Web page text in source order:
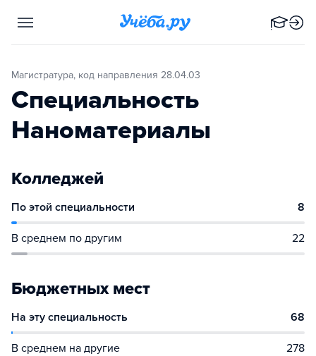
Магистратура, код направления 28.04.03
Специальность
Наноматериалы
Колледжей
По этой специальности 8
В среднем по другим 22
Бюджетных мест
На эту специальность 68
В среднем на другие 278